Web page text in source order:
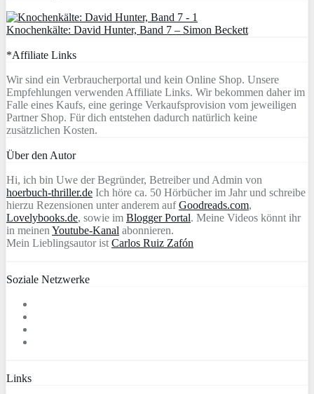
Knochenkälte: David Hunter, Band 7 – Simon Beckett
*Affiliate Links
Wir sind ein Verbraucherportal und kein Online Shop. Unsere
Empfehlungen verwenden Affiliate Links. Wir bekommen daher im
Falle eines Kaufs, eine geringe Verkaufsprovision vom jeweiligen
Partner Shop. Für dich entstehen dadurch natürlich keine
zusätzlichen Kosten.
Über den Autor
Hi, ich bin Uwe der Begründer, Betreiber und Admin von
hoerbuch-thriller.de Ich höre ca. 50 Hörbücher im Jahr und schreibe
hierzu Rezensionen unter anderem aufGoodreads.com,
Lovelybooks.de, sowie im Blogger Portal. Meine Videos könnt ihr
in meinen Youtube-Kanal abonnieren.
Mein Lieblingsautor ist Carlos Ruiz Zafón
Soziale Netzwerke
Links